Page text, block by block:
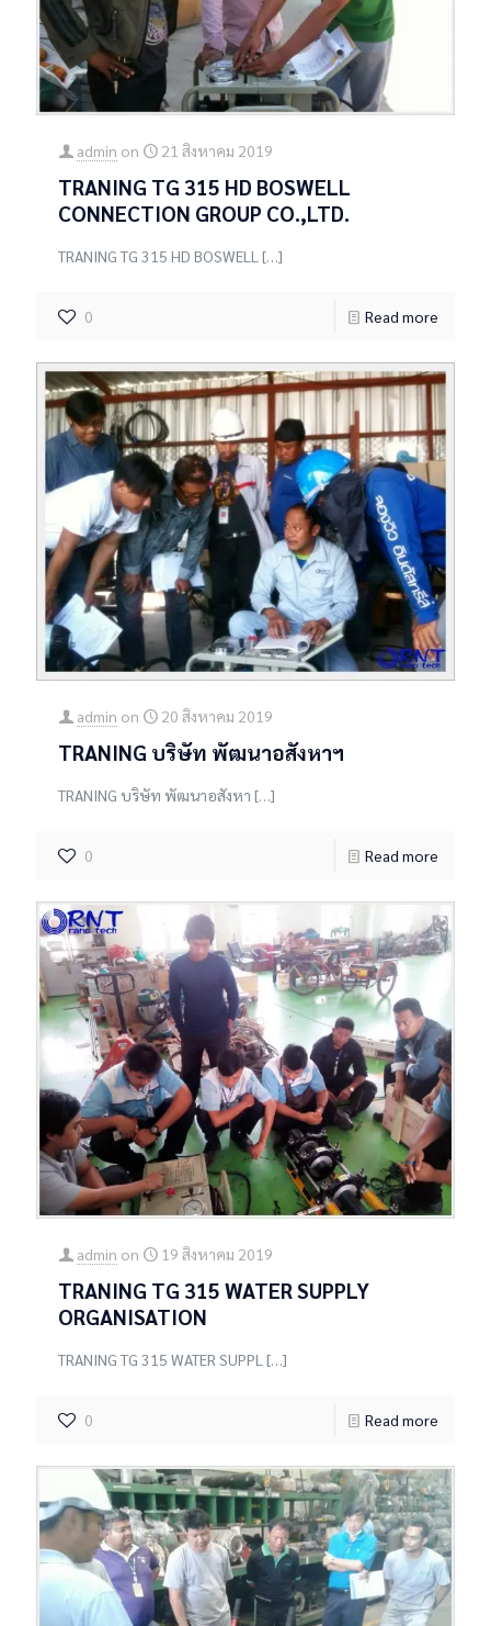
admin on 21 สิงหาคม 2019
TRANING TG 315 HD BOSWELL
CONNECTION GROUP CO.,LTD.
TRANING TG 315 HD BOSWELL […]
0 Read more
admin on 20 สิงหาคม 2019
TRANING บริษัท พัฒนาอสังหาฯ
TRANING บริษัท พัฒนาอสังหา […]
0 Read more
admin on 19 สิงหาคม 2019
TRANING TG 315 WATER SUPPLY
ORGANISATION
TRANING TG 315 WATER SUPPL […]
0 Read more